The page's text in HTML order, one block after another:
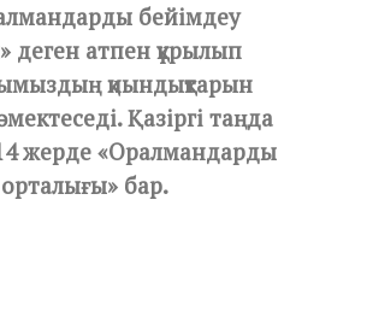
бейімдеу
деген атпен құрылып
қиындықтарын
Қазіргі таңда
жерде «Оралмандарды
бар.